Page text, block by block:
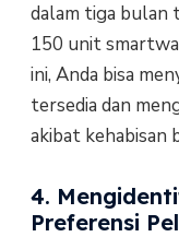
dalam tiga bulan
150 unit
ini, Anda bisa
tersedia dan
akibat kehabisan
4.
Preferensi